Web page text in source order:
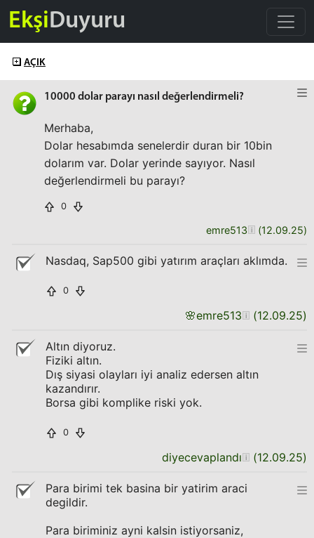
EkşiDuyuru
AÇIK
10000 dolar parayı nasıl değerlendirmeli?
Merhaba,
Dolar hesabımda senelerdir duran bir 10bin
dolarım var. Dolar yerinde sayıyor. Nasıl
değerlendirmeli bu parayı?
0
emre513 (12.09.25)
Nasdaq, Sap500 gibi yatırım araçları aklımda.
0
🌸emre513 (12.09.25)
Altın diyoruz.
Fiziki altın.
Dış siyasi olayları iyi analiz edersen altın
kazandırır.
Borsa gibi komplike riski yok.
0
diyecevaplandı (12.09.25)
Para birimi tek basina bir yatirim araci
degildir.
Para biriminiz ayni kalsin istiyorsaniz,